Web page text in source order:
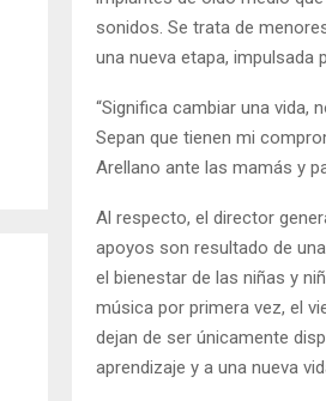
sonidos. Se trata de
una nueva etapa, impulsada
“Significa cambiar una vida,
Sepan que tienen mi
Arellano ante las mamás y
Al respecto, el director
apoyos son resultado de
el bienestar de las niñas y
música por primera vez, el
dejan de ser únicamente
aprendizaje y a una nueva